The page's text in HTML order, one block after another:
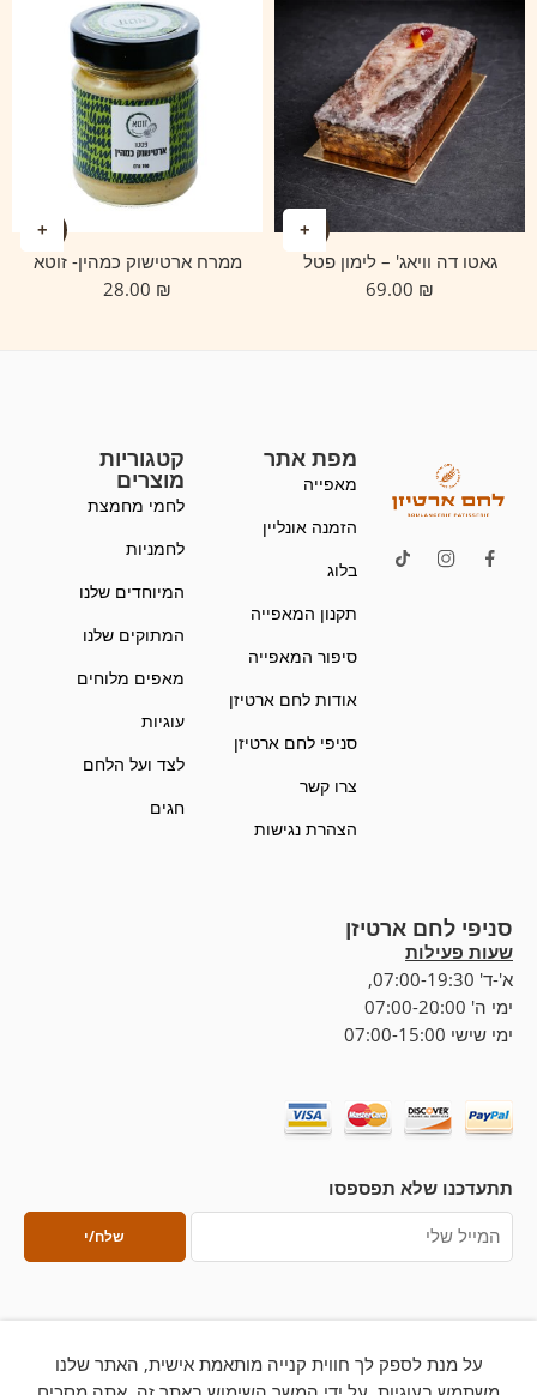
גאטו דה וויאג' – לימון פטל
₪
ממרח ארטישוק כמהין- זוטא
₪
מפת אתר
מאפייה
הזמנה אונליין
בלוג
תקנון המאפייה
סיפור המאפייה
אודות לחם ארטיזן
סניפי לחם ארטיזן
צרו קשר
הצהרת נגישות
קטגוריות
מוצרים
לחמי מחמצת
לחמניות
המיוחדים שלנו
המתוקים שלנו
מאפים מלוחים
עוגיות
לצד ועל הלחם
חגים
סניפי לחם ארטיזן
שעות פעילות
א'-ד' 07:00-19:30,
ימי ה' 07:00-20:00
ימי שישי 07:00-15:00
תתעדכנו שלא תפספסו
על מנת לספק לך חווית קנייה מותאמת אישית, האתר שלנו